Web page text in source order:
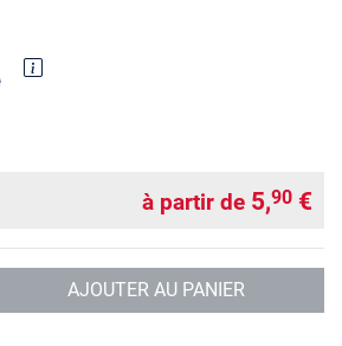
à partir de 5,90 €
AJOUTER AU PANIER